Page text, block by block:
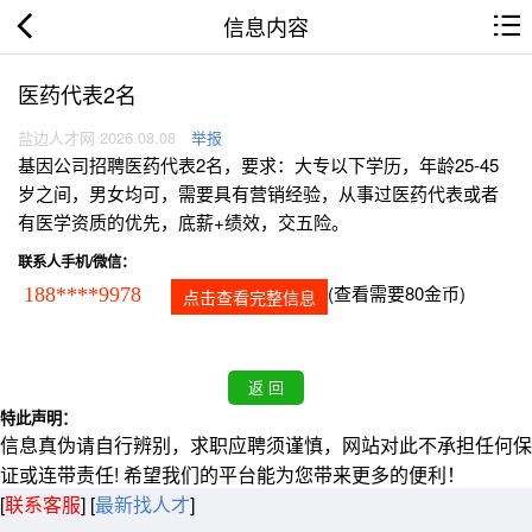
信息内容
医药代表2名
盐边人才网 2026.08.08 举报
基因公司招聘医药代表2名，要求：大专以下学历，年龄25-45
岁之间，男女均可，需要具有营销经验，从事过医药代表或者
有医学资质的优先，底薪+绩效，交五险。
联系人手机/微信：
188****9978 点击查看完整信息 (查看需要80金币)
特此声明：
信息真伪请自行辨别，求职应聘须谨慎，网站对此不承担任何保
证或连带责任! 希望我们的平台能为您带来更多的便利！
[联系客服] [最新找人才]